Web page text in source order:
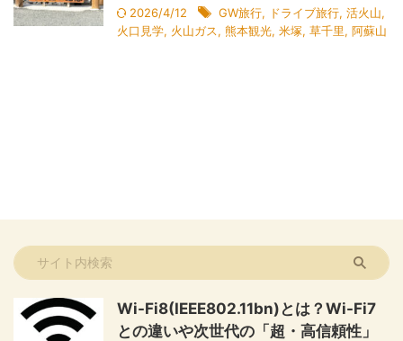
2026/4/12 GW旅行, ドライブ旅行, 活火山,
火口見学, 火山ガス, 熊本観光, 米塚, 草千里, 阿蘇山
Wi-Fi8(IEEE802.11bn)とは？Wi-Fi7
との違いや次世代の「超・高信頼性」